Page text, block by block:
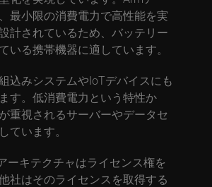
最小限の消費電力で高性能を実
計されているため、バッテリー
いる携帯機器に適しています。
込みシステムやIoTデバイスにも
す。低消費電力という特性か
重視されるサーバーやデータセ
ています。
ーキテクチャはライセンス権を
社はそのライセンスを取得する